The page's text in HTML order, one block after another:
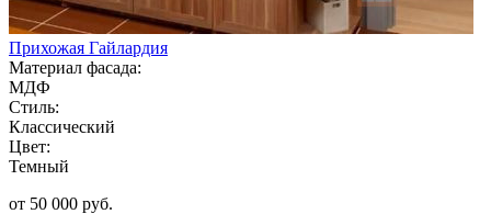
Прихожая Гайлардия
Материал фасада:
МДФ
Стиль:
Классический
Цвет:
Темный
от 50 000 руб.